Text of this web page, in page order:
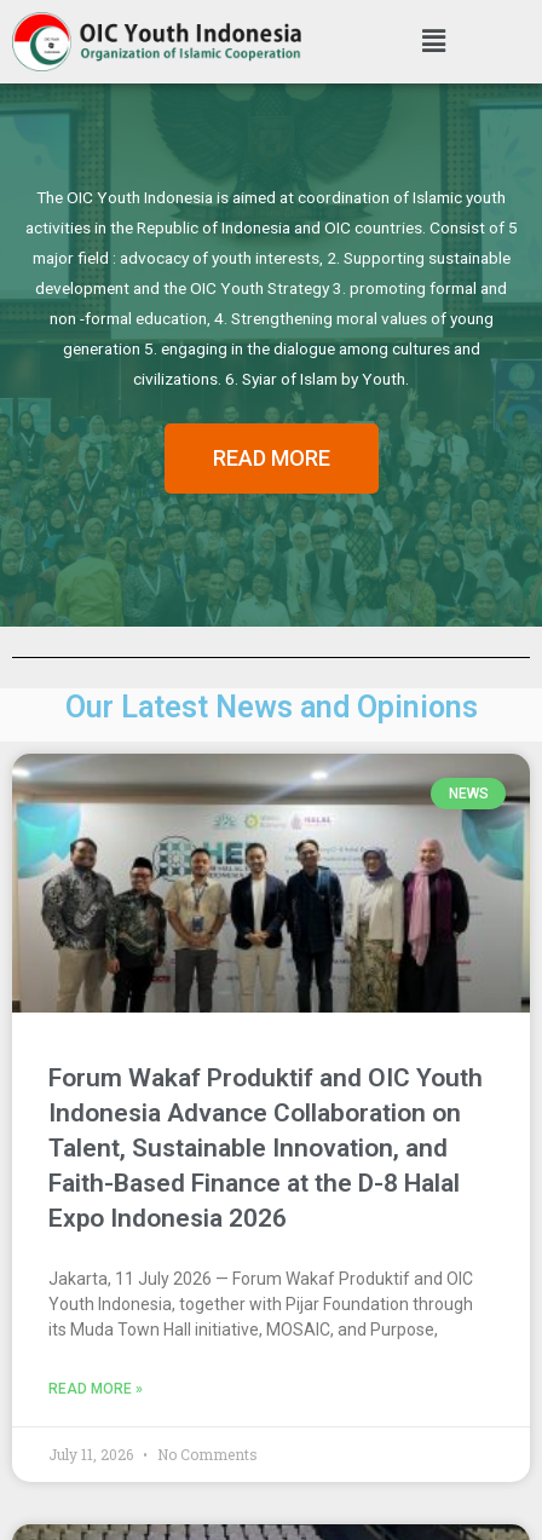
The OIC Youth Indonesia is aimed at coordination of Islamic youth
activities in the Republic of Indonesia and OIC countries. Consist of 5
major field : advocacy of youth interests, 2. Supporting sustainable
development and the OIC Youth Strategy 3. promoting formal and
non -formal education, 4. Strengthening moral values of young
generation 5. engaging in the dialogue among cultures and
civilizations. 6. Syiar of Islam by Youth.
READ MORE
Our Latest News and Opinions
NEWS
Forum Wakaf Produktif and OIC Youth
Indonesia Advance Collaboration on
Talent, Sustainable Innovation, and
Faith-Based Finance at the D-8 Halal
Expo Indonesia 2026
Jakarta, 11 July 2026 — Forum Wakaf Produktif and OIC
Youth Indonesia, together with Pijar Foundation through
its Muda Town Hall initiative, MOSAIC, and Purpose,
READ MORE »
July 11, 2026 No Comments